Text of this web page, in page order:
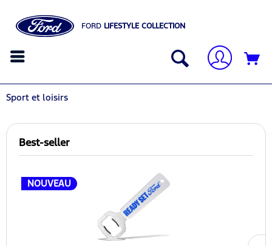
FORD LIFESTYLE COLLECTION
Sport et loisirs
Best-seller
NOUVEAU